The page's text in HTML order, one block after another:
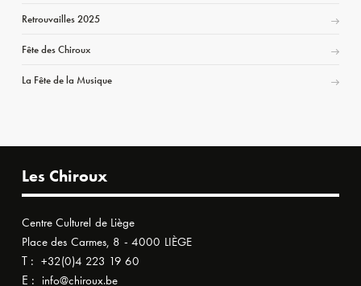
Retrouvailles 2025
Fête des Chiroux
La Fête de la Musique
Les Chiroux
Centre Culturel de Liège
Place des Carmes, 8 - 4000 LIÈGE
T : +32(0)4 223 19 60
E : info@chiroux.be